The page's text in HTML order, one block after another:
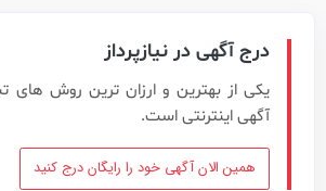
درج آگهی در نیازپرداز
یکی از بهترین و ارزان ترین روش های
آگهی اینترنتی است.
همین الان آگهی خود را رایگان درج کنید